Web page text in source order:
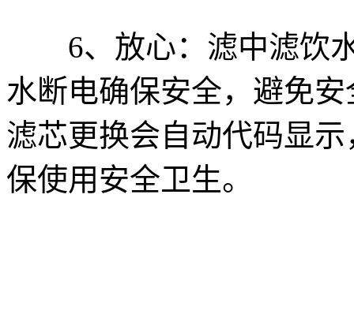
6、放心：滤中滤饮水
水断电确保安全，避免
滤芯更换会自动代码显
保使用安全卫生。